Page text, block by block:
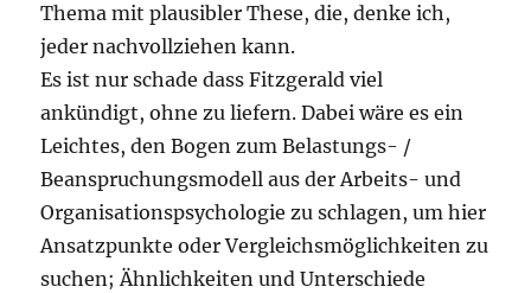
Thema mit plausibler These, die, denke ich,
jeder nachvollziehen kann.
Es ist nur schade dass Fitzgerald viel
ankündigt, ohne zu liefern. Dabei wäre es ein
Leichtes, den Bogen zum Belastungs- /
Beanspruchungsmodell aus der Arbeits- und
Organisationspsychologie zu schlagen, um hier
Ansatzpunkte oder Vergleichsmöglichkeiten zu
suchen; Ähnlichkeiten und Unterschiede